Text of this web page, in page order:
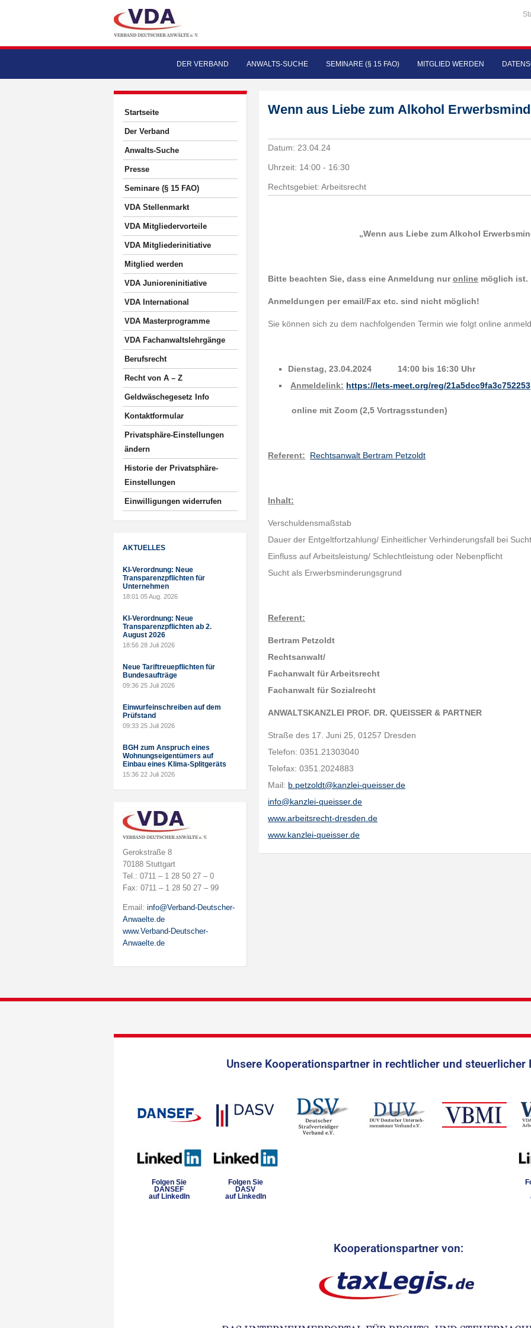
DER VERBAND ANWALTS-SUCHE SEMINARE (§ 15 FAO) MITGLIED WERDEN
Startseite
Der Verband
Anwalts-Suche
Presse
Seminare (§ 15 FAO)
VDA Stellenmarkt
VDA Mitgliedervorteile
VDA Mitgliederinitiative
Mitglied werden
VDA Junioreninitiative
VDA International
VDA Masterprogramme
VDA Fachanwaltslehrgänge
Berufsrecht
Recht von A – Z
Geldwäschegesetz Info
Kontaktformular
Privatsphäre-Einstellungen
ändern
Historie der Privatsphäre-
Einstellungen
Einwilligungen widerrufen
AKTUELLES
KI-Verordnung: Neue
Transparenzpflichten für
Unternehmen
18:01 05 Aug. 2026
KI-Verordnung: Neue
Transparenzpflichten ab 2.
August 2026
18:56 28 Juli 2026
Neue Tariftreuepflichten für
Bundesaufträge
09:36 25 Juli 2026
Einwurfeinschreiben auf dem
Prüfstand
09:33 25 Juli 2026
BGH zum Anspruch eines
Wohnungseigentümers auf
Einbau eines Klima-Splitgeräts
15:36 22 Juli 2026
Gerokstraße 8
70188 Stuttgart
Tel.: 0711 – 1 28 50 27 – 0
Fax: 0711 – 1 28 50 27 – 99
Email: info@Verband-Deutscher-
Anwaelte.de
www.Verband-Deutscher-
Anwaelte.de
Wenn aus Liebe zum Alkohol
Datum: 23.04.24
Uhrzeit: 14:00 - 16:30
Rechtsgebiet: Arbeitsrecht
„Wenn aus Liebe zum Alkohol
Bitte beachten Sie, dass eine Anmeldung nuronline möglich ist.
Anmeldungen per email/Fax etc. sind nicht möglich!
Sie können sich zu dem nachfolgenden Termin wie folgt online
Dienstag, 23.04.2024 14:00 bis 16:30 Uhr
Anmeldelink: https://lets-meet.org/reg/21a5dcc9fa3c752253
online mit Zoom (2,5 Vortragsstunden)
Referent: Rechtsanwalt Bertram Petzoldt
Inhalt:
Verschuldensmaßstab
Dauer der Entgeltfortzahlung/ Einheitlicher Verhinderungsfall bei
Einfluss auf Arbeitsleistung/ Schlechtleistung oder Nebenpflicht
Sucht als Erwerbsminderungsgrund
Referent:
Bertram Petzoldt
Rechtsanwalt/
Fachanwalt für Arbeitsrecht
Fachanwalt für Sozialrecht
ANWALTSKANZLEI PROF. DR. QUEISSER & PARTNER
Straße des 17. Juni 25, 01257 Dresden
Telefon: 0351.21303040
Telefax: 0351.2024883
Mail: b.petzoldt@kanzlei-queisser.de
info@kanzlei-queisser.de
www.arbeitsrecht-dresden.de
www.kanzlei-queisser.de
Unsere Kooperationspartner in rechtlicher und steuerlicher
Folgen Sie
DANSEF
auf LinkedIn
Folgen Sie
DASV
auf LinkedIn
Kooperationspartner von: